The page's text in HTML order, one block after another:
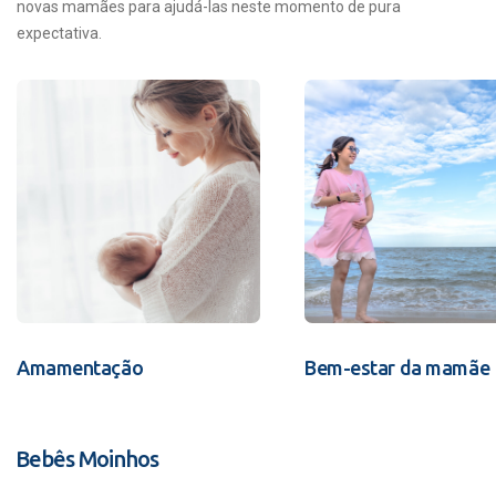
novas mamães para ajudá-las neste momento de pura
expectativa.
Amamentação Bem-estar da mamãe
Bebês Moinhos